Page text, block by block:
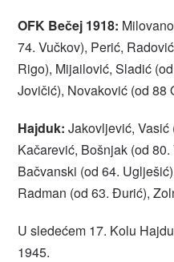
OFK Bečej 1918:
74. Vučkov), Perić,
Rigo), Mijailović, Sladić
Jovičić), Novaković (od 88
Hajduk: Jakovljević, Vasić
Kačarević, Bošnjak (od
Bačvanski (od 64.
Radman (od 63. Đurić),
U sledećem 17. Kolu
1945.